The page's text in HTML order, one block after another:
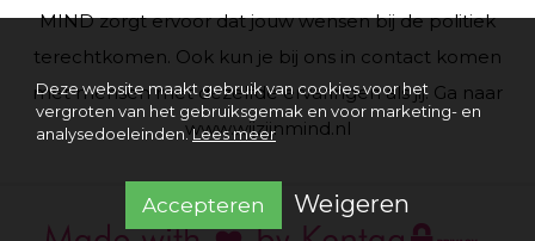
MIND zorgt ervoor dat jouw wensen bij de politiek
terechtkomen. Ook kun je bij ons in contact komen
met mensen met dezelfde ervaringen als jij. Ga naar
www.wijzijnmind.nl
Deze website maakt gebruik van cookies voor het
vergroten van het gebruiksgemak en voor marketing- en
analysedoeleinden.Lees meer
Accepteren Weigeren